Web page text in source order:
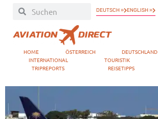
DEUTSCH » ENGLISH »
HOME ÖSTERREICH DEUTSCHLAND
INTERNATIONAL
TOURISTIK
TRIPREPORTS
REISETIPPS